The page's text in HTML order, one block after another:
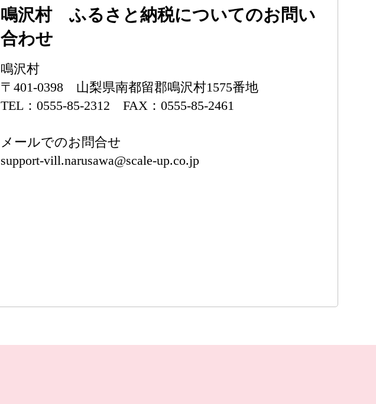
鳴沢村 ふるさと納税についてのお問い
合わせ
鳴沢村
〒401-0398 山梨県南都留郡鳴沢村1575番地
TEL：0555-85-2312 FAX：0555-85-2461
メールでのお問合せ
support-vill.narusawa@scale-up.co.jp